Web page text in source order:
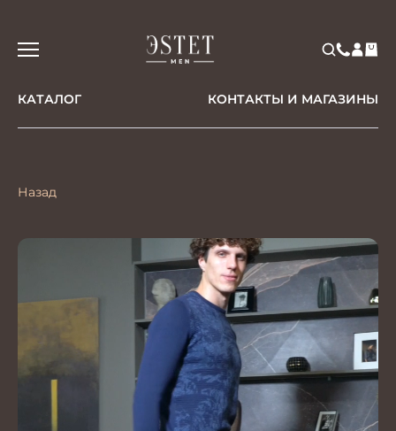
КАТАЛОГ КОНТАКТЫ И МАГАЗИНЫ
Назад